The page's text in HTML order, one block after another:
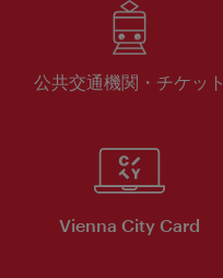
公共交通機関・チケット
Vienna City Card